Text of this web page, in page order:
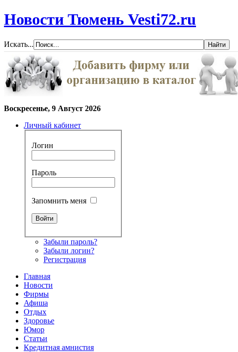
Новости Тюмень Vesti72.ru
Искать...
Воскресенье, 9 Август 2026
Личный кабинет
Логин
Пароль
Запомнить меня
Забыли пароль?
Забыли логин?
Регистрация
Главная
Новости
Фирмы
Афиша
Отдых
Здоровье
Юмор
Статьи
Кредитная амнистия